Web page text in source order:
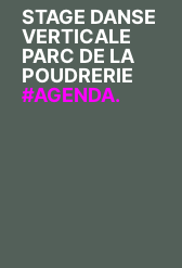
STAGE DANSE
VERTICALE
PARC DE LA
POUDRERIE
AGENDA.